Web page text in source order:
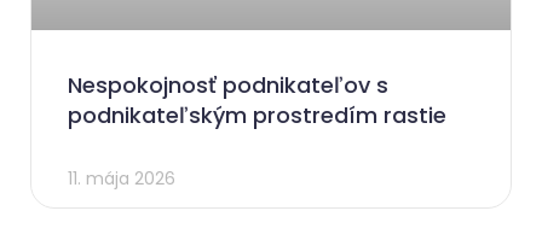
Nespokojnosť podnikateľov s
podnikateľským prostredím rastie
11. mája 2026